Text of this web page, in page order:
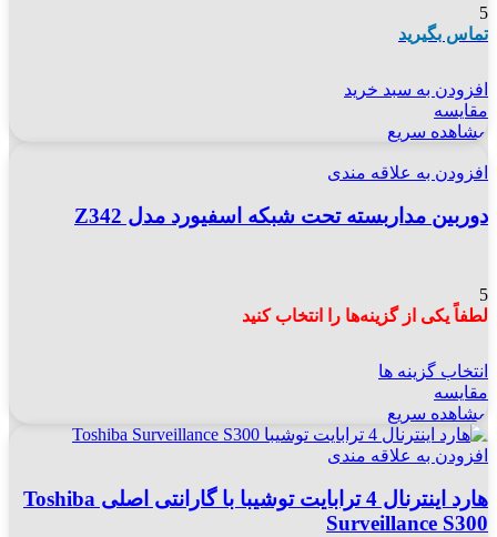
5
تماس بگیرید
افزودن به سبد خرید
مقایسه
مشاهده سریع
افزودن به علاقه مندی
دوربین مداربسته تحت شبکه اسفیورد مدل Z342
5
لطفاً یکی از گزینه‌ها را انتخاب کنید
انتخاب گزینه ها
مقایسه
مشاهده سریع
افزودن به علاقه مندی
هارد اینترنال 4 ترابایت توشیبا با گارانتی اصلی Toshiba
Surveillance S300